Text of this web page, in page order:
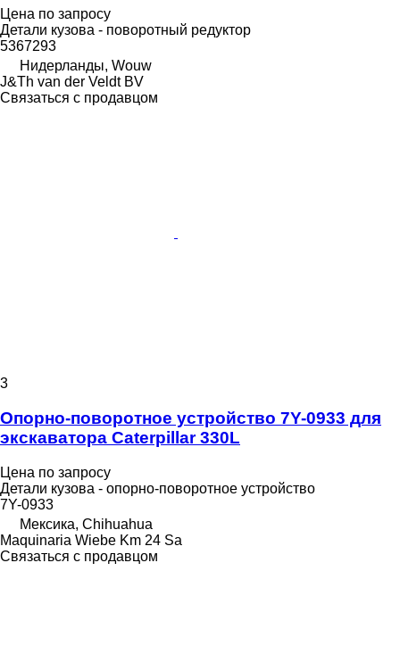
Цена по запросу
Детали кузова - поворотный редуктор
5367293
Нидерланды, Wouw
J&Th van der Veldt BV
Связаться с продавцом
3
Опорно-поворотное устройство 7Y-0933 для
экскаватора Caterpillar 330L
Цена по запросу
Детали кузова - опорно-поворотное устройство
7Y-0933
Мексика, Chihuahua
Maquinaria Wiebe Km 24 Sa
Связаться с продавцом